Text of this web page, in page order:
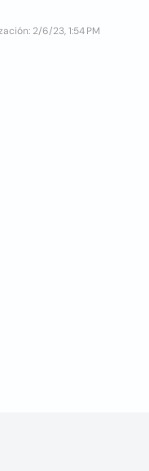
2/6/23, 1:54 PM